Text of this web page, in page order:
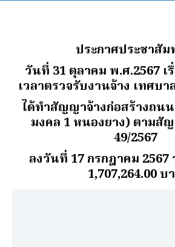
ประกาศประชาสั
วันที่ 31 ตุลาคม พ.ศ.2567
เวลาตรวจรับงานจ้าง เทศบา
ได้ทําสัญญาจ้างก่อสร้างถน
มงคล 1 หนองยาง) ตามสั
49/2567
ลงวันที่ 17 กรกฎาคม
1,707,264.00 บ